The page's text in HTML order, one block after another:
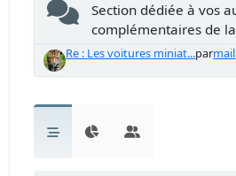
Section dédiée à vos
complémentaires de
Re : Les voitures miniat...par